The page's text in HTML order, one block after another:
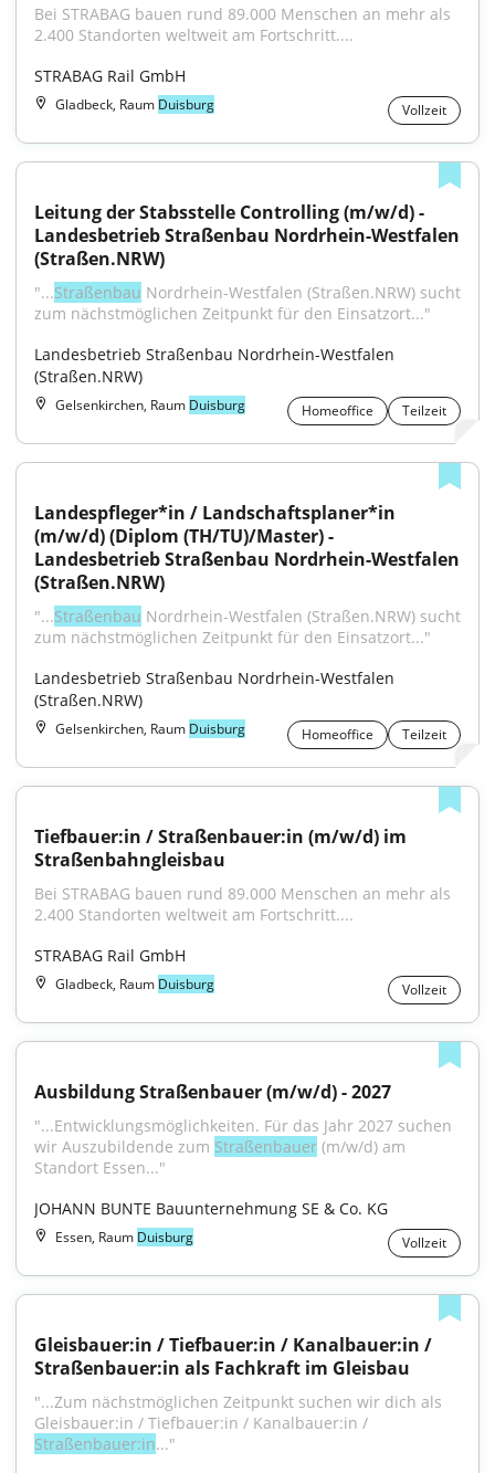
Bei STRABAG bauen rund 89.000 Menschen an mehr als
2.400 Standorten weltweit am Fortschritt....
STRABAG Rail GmbH
Gladbeck, Raum Duisburg Vollzeit
Leitung der Stabsstelle Controlling (m/w/d) -
Landesbetrieb Straßenbau Nordrhein-Westfalen
(Straßen.NRW)
"...Straßenbau Nordrhein-Westfalen (Straßen.NRW) sucht
zum nächstmöglichen Zeitpunkt für den Einsatzort..."
Landesbetrieb Straßenbau Nordrhein-Westfalen
(Straßen.NRW)
Gelsenkirchen, Raum Duisburg Homeoffice Teilzeit
Landespfleger*in / Landschaftsplaner*in
(m/w/d) (Diplom (TH/TU)/Master) -
Landesbetrieb Straßenbau Nordrhein-Westfalen
(Straßen.NRW)
"...Straßenbau Nordrhein-Westfalen (Straßen.NRW) sucht
zum nächstmöglichen Zeitpunkt für den Einsatzort..."
Landesbetrieb Straßenbau Nordrhein-Westfalen
(Straßen.NRW)
Gelsenkirchen, Raum Duisburg Homeoffice Teilzeit
Tiefbauer:in / Straßenbauer:in (m/w/d) im
Straßenbahngleisbau
Bei STRABAG bauen rund 89.000 Menschen an mehr als
2.400 Standorten weltweit am Fortschritt....
STRABAG Rail GmbH
Gladbeck, Raum Duisburg Vollzeit
Ausbildung Straßenbauer (m/w/d) - 2027
"...Entwicklungsmöglichkeiten. Für das Jahr 2027 suchen
wir Auszubildende zum Straßenbauer (m/w/d) am
Standort Essen..."
JOHANN BUNTE Bauunternehmung SE & Co. KG
Essen, Raum Duisburg Vollzeit
Gleisbauer:in / Tiefbauer:in / Kanalbauer:in /
Straßenbauer:in als Fachkraft im Gleisbau
"...Zum nächstmöglichen Zeitpunkt suchen wir dich als
Straßenbauer:in..."